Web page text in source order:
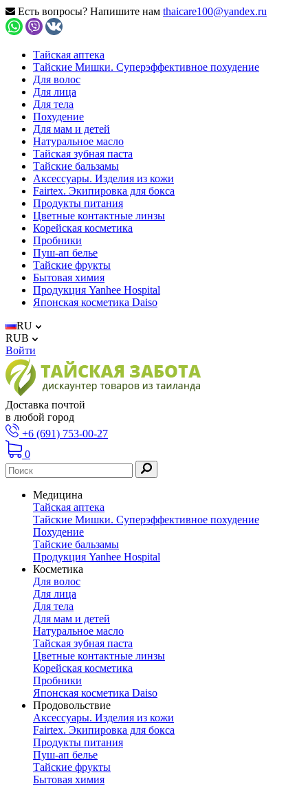
Есть вопросы? Напишите нам thaicare100@yandex.ru
Тайская аптека
Тайские Мишки. Суперэффективное похудение
Для волос
Для лица
Для тела
Похудение
Для мам и детей
Натуральное масло
Тайская зубная паста
Тайские бальзамы
Аксессуары. Изделия из кожи
Fairtex. Экипировка для бокса
Продукты питания
Цветные контактные линзы
Корейская косметика
Пробники
Пуш-ап белье
Тайские фрукты
Бытовая химия
Продукция Yanhee Hospital
Японская косметика Daiso
RU
RUB
Войти
Доставка почтой
в любой город
+6 (691) 753-00-27
0
Медицина
Тайская аптека
Тайские Мишки. Суперэффективное похудение
Похудение
Тайские бальзамы
Продукция Yanhee Hospital
Косметика
Для волос
Для лица
Для тела
Для мам и детей
Натуральное масло
Тайская зубная паста
Цветные контактные линзы
Корейская косметика
Пробники
Японская косметика Daiso
Продовольствие
Аксессуары. Изделия из кожи
Fairtex. Экипировка для бокса
Продукты питания
Пуш-ап белье
Тайские фрукты
Бытовая химия